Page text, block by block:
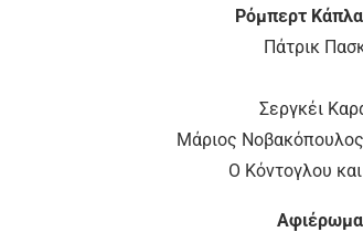
Ρόμπερτ
Πάτρικ
Σεργκέι
Μάριος
Ο Κόντογλου